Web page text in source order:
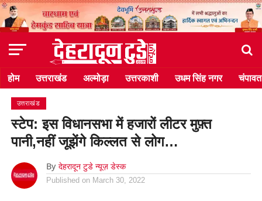
होम उत्तराखंड अल्मोड़ा उत्तरकाशी उधम सिंह नगर चंपावत
उत्तराखंड
स्टेप: इस विधानसभा में हजारों लीटर मुफ़्त
पानी,नहीं जूझेंगे किल्लत से लोग…
By देहरादून टुडे न्यूज़ डेस्क
Published on March 30, 2022